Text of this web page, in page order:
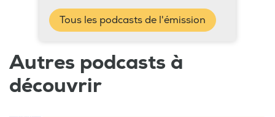
Tous les podcasts de l'émission
Autres podcasts à
découvrir